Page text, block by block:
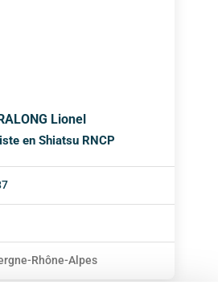
Lionel
en Shiatsu RNCP
Rhône-Alpes